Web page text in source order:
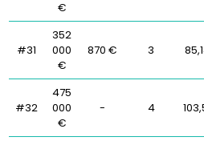
€
#31
352
000
€
870 € 3
#32
475
000
€
- 4